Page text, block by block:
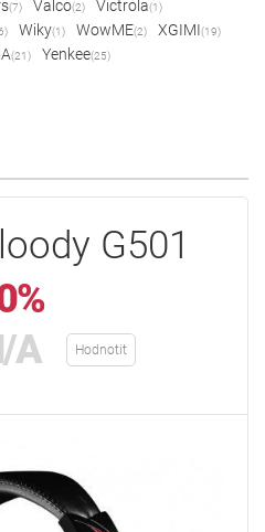
(7) Valco(2) Victrola(1)
Wiky(1) WowME(2) XGIMI(19)
(21) Yenkee(25)
G501
A Hodnotit